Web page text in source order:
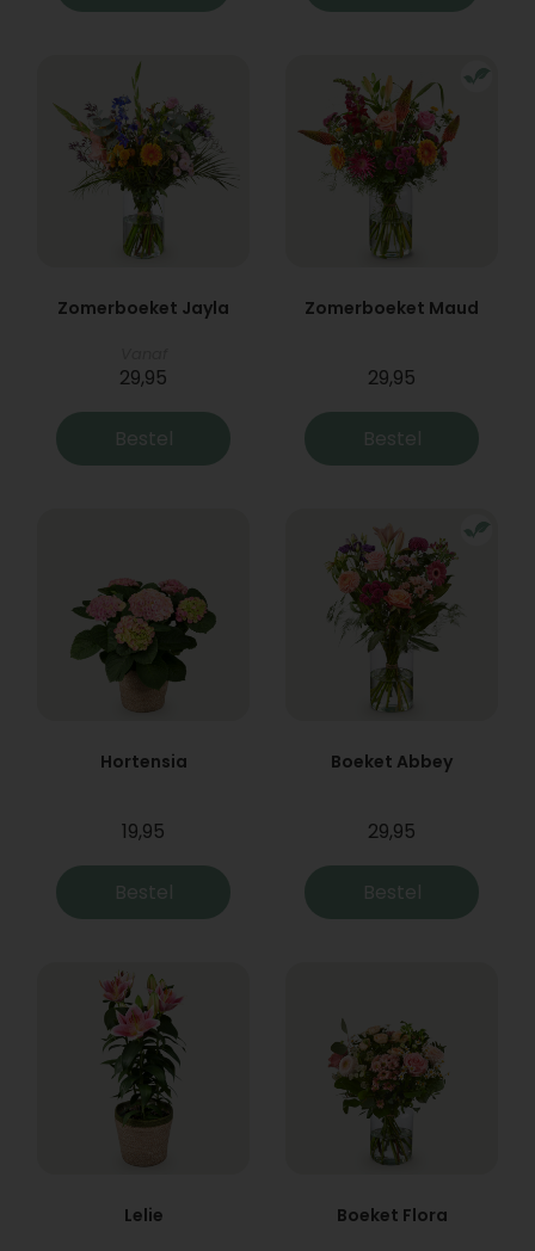
Zomerboeket Jayla
29,95
Bestel
Zomerboeket Maud
29,95
Bestel
Hortensia
19,95
Bestel
Boeket Abbey
29,95
Bestel
Lelie Boeket Flora